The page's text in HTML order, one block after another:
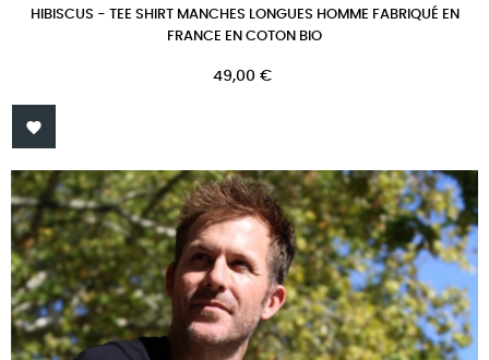
HIBISCUS - TEE SHIRT MANCHES LONGUES HOMME FABRIQUÉ EN
FRANCE EN COTON BIO
Prix
49,00 €
